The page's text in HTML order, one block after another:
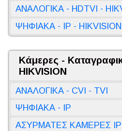
ΑΝΑΛΟΓΙΚΑ - HDTVI -
ΨΗΦΙΑΚΑ - IP -
Κάμερες -
HIKVISION
ΑΝΑΛΟΓΙΚΑ - CVI - TVI
ΨΗΦΙΑΚΑ - IP
ΑΣΥΡΜΑΤΕΣ ΚΑΜΕΡΕΣ IP